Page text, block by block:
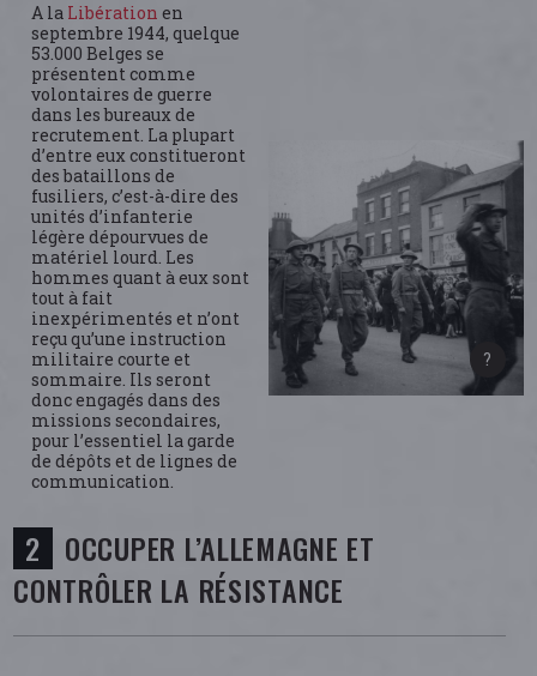
A la Libération en
septembre 1944, quelque
53.000 Belges se
présentent comme
volontaires de guerre
dans les bureaux de
recrutement. La plupart
d’entre eux constitueront
des bataillons de
fusiliers, c’est-à-dire des
unités d’infanterie
légère dépourvues de
matériel lourd. Les
hommes quant à eux sont
tout à fait
inexpérimentés et n’ont
reçu qu’une instruction
militaire courte et
sommaire. Ils seront
donc engagés dans des
missions secondaires,
pour l’essentiel la garde
de dépôts et de lignes de
communication.
OCCUPER L’ALLEMAGNE ET
CONTRÔLER LA RÉSISTANCE